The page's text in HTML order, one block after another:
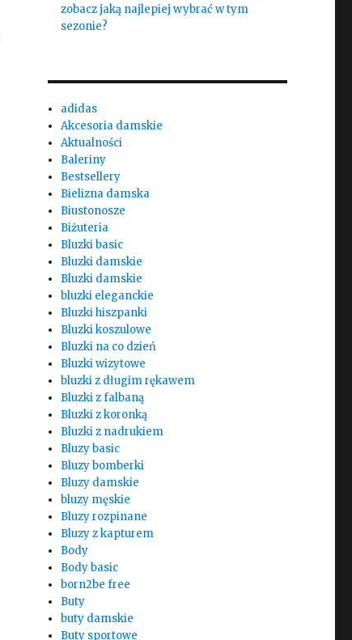
zobacz jaką najlepiej wybrać w tym
sezonie?
adidas
Akcesoria damskie
Aktualności
Baleriny
Bestsellery
Bielizna damska
Biustonosze
Biżuteria
Bluzki basic
Bluzki damskie
Bluzki damskie
bluzki eleganckie
Bluzki hiszpanki
Bluzki koszulowe
Bluzki na co dzień
Bluzki wizytowe
bluzki z długim rękawem
Bluzki z falbaną
Bluzki z koronką
Bluzki z nadrukiem
Bluzy basic
Bluzy bomberki
Bluzy damskie
bluzy męskie
Bluzy rozpinane
Bluzy z kapturem
Body
Body basic
born2be free
Buty
buty damskie
Buty sportowe